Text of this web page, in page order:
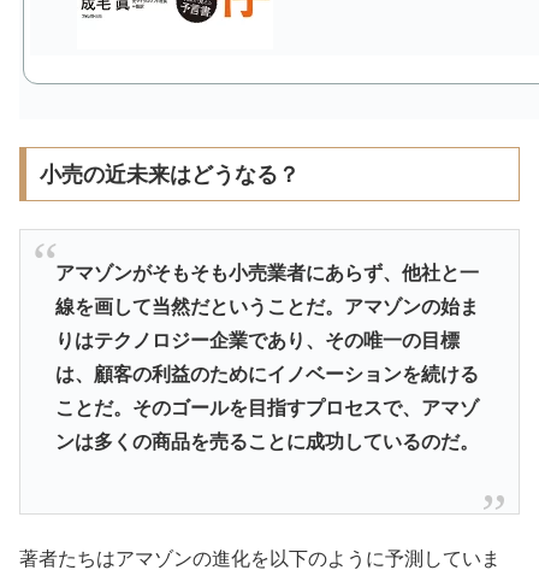
小売の近未来はどうなる？
アマゾンがそもそも小売業者にあらず、他社と一
線を画して当然だということだ。アマゾンの始ま
りはテクノロジー企業であり、その唯一の目標
は、顧客の利益のためにイノベーションを続ける
ことだ。そのゴールを目指すプロセスで、アマゾ
ンは多くの商品を売ることに成功しているのだ。
著者たちはアマゾンの進化を以下のように予測していま